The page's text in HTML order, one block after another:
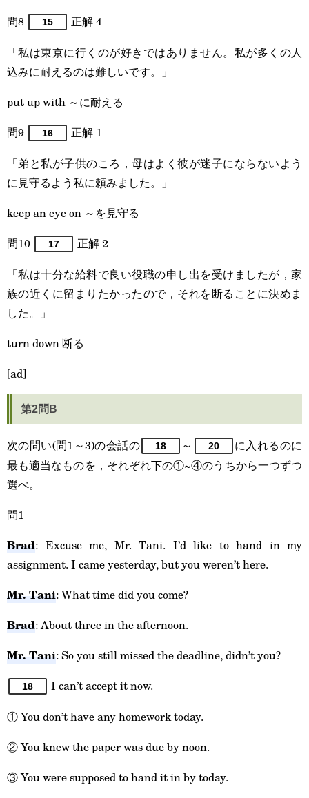
問8
15
正解 4
「私は東京に行くのが好きではありません。私が多くの人
込みに耐えるのは難しいです。」
put up with ～に耐える
問9
16
正解 1
「弟と私が子供のころ，母はよく彼が迷子にならないよう
に見守るよう私に頼みました。」
keep an eye on ～を見守る
問10
17
正解 2
「私は十分な給料で良い役職の申し出を受けましたが，家
族の近くに留まりたかったので，それを断ることに決めま
した。」
turn down 断る
[ad]
第2問B
次の問い(問1～3)の会話の 18 ～ 20
に入れるのに
最も適当なものを，それぞれ下の①~④のうちから一つずつ
選べ。
問1
Brad: Excuse me, Mr. Tani. I’d like to hand in my
assignment. I came yesterday, but you weren’t here.
Mr. Tani: What time did you come?
Brad: About three in the afternoon.
Mr. Tani: So you still missed the deadline, didn’t you?
18
I can’t accept it now.
① You don’t have any homework today.
② You knew the paper was due by noon.
③ You were supposed to hand it in by today.